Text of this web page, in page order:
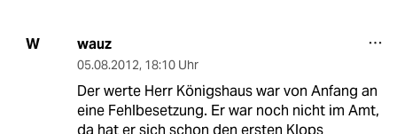
W wauz
05.08.2012, 18:10 Uhr
Der werte Herr Königshaus war von Anfang an
eine Fehlbesetzung. Er war noch nicht im Amt,
da hat er sich schon den ersten Klops